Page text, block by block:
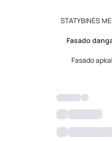
STATYBINĖS
Fasado
Fasado